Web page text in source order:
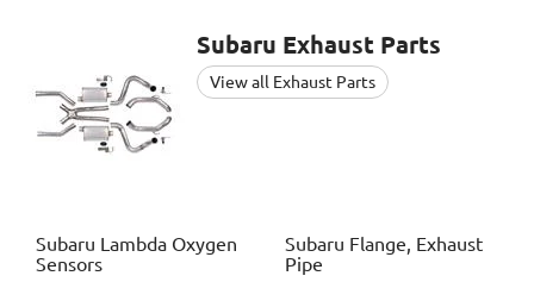
Subaru Exhaust Parts
View all Exhaust Parts
Subaru Lambda Oxygen
Sensors
Subaru Flange, Exhaust
Pipe